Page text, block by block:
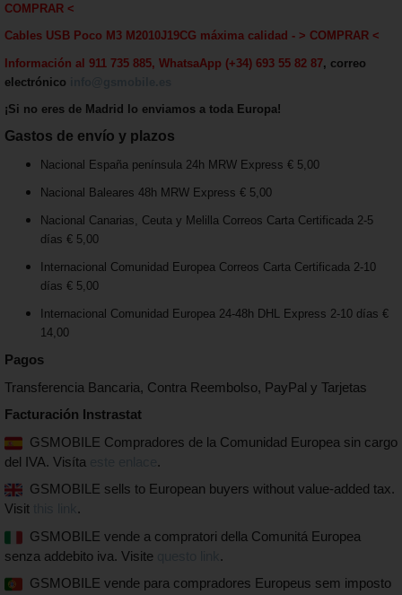
COMPRAR <
Cables USB Poco M3 M2010J19CG máxima calidad - > COMPRAR <
Información al 911 735 885, WhatsaApp (+34) 693 55 82 87, correo
electrónico
¡Si no eres de Madrid lo enviamos a toda Europa!
Gastos de envío y plazos
Nacional España península 24h MRW Express € 5,00
Nacional Baleares 48h MRW Express € 5,00
Nacional Canarias, Ceuta y Melilla Correos Carta Certificada 2-5
días € 5,00
Internacional Comunidad Europea Correos Carta Certificada 2-10
días € 5,00
Internacional Comunidad Europea 24-48h DHL Express 2-10 días €
14,00
Pagos
Transferencia Bancaria, Contra Reembolso, PayPal y Tarjetas
Facturación Instrastat
GSMOBILE Compradores de la Comunidad Europea sin cargo
del IVA. Visíta
.
GSMOBILE sells to European buyers without value-added tax.
Visit
.
GSMOBILE vende a compratori della Comunitá Europea
senza addebito iva. Visite
.
GSMOBILE vende para compradores Europeus sem imposto